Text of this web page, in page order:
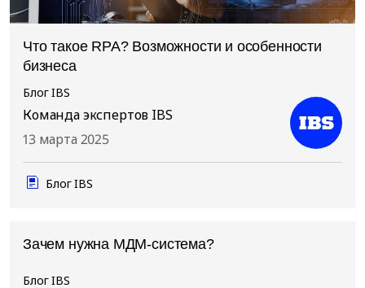
Что такое RPA? Возможности и особенности
бизнеса
Блог IBS
Команда экспертов IBS
13 марта 2025
Блог IBS
Зачем нужна МДМ-система?
Блог IBS